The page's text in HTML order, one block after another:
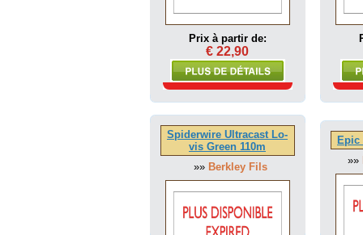
Prix à partir de:
€ 22,90
Spiderwire Ultracast Lo-
vis Green 110m
»» Berkley Fils
Epic
»»